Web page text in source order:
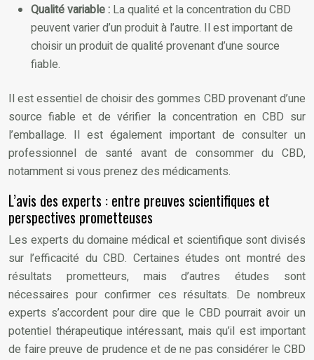
Qualité variable : La qualité et la concentration du CBD
peuvent varier d’un produit à l’autre. Il est important de
choisir un produit de qualité provenant d’une source
fiable.
Il est essentiel de choisir des gommes CBD provenant d’une
source fiable et de vérifier la concentration en CBD sur
l’emballage. Il est également important de consulter un
professionnel de santé avant de consommer du CBD,
notamment si vous prenez des médicaments.
L’avis des experts : entre preuves scientifiques et
perspectives prometteuses
Les experts du domaine médical et scientifique sont divisés
sur l’efficacité du CBD. Certaines études ont montré des
résultats prometteurs, mais d’autres études sont
nécessaires pour confirmer ces résultats. De nombreux
experts s’accordent pour dire que le CBD pourrait avoir un
potentiel thérapeutique intéressant, mais qu’il est important
de faire preuve de prudence et de ne pas considérer le CBD